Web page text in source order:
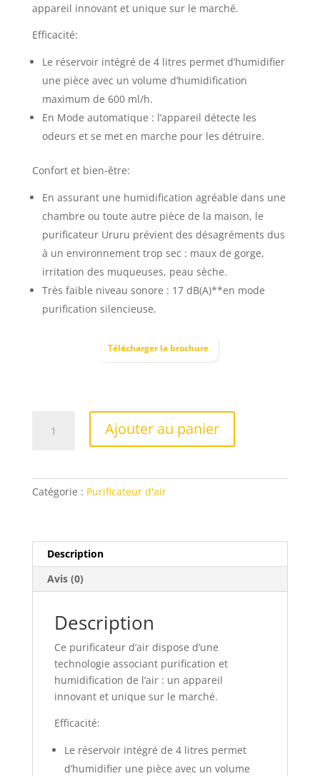
appareil innovant et unique sur le marché.
Efficacité:
Le réservoir intégré de 4 litres permet d’humidifier
une pièce avec un volume d’humidification
maximum de 600 ml/h.
En Mode automatique : l’appareil détecte les
odeurs et se met en marche pour les détruire.
Confort et bien-être:
En assurant une humidification agréable dans une
chambre ou toute autre pièce de la maison, le
purificateur Ururu prévient des désagréments dus
à un environnement trop sec : maux de gorge,
irritation des muqueuses, peau sèche.
Très faible niveau sonore : 17 dB(A)**en mode
purification silencieuse.
Télécharger la brochure
Daikin
MCK75
Ajouter au panier
Catégorie : Purificateur d'air
Description
Avis (0)
Description
Ce purificateur d’air dispose d’une
technologie associant purification et
humidification de l’air : un appareil
innovant et unique sur le marché.
Efficacité:
Le réservoir intégré de 4 litres permet
d’humidifier une pièce avec un volume